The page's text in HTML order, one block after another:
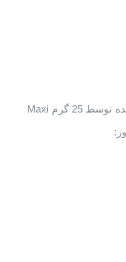
25 گرم
Maxi